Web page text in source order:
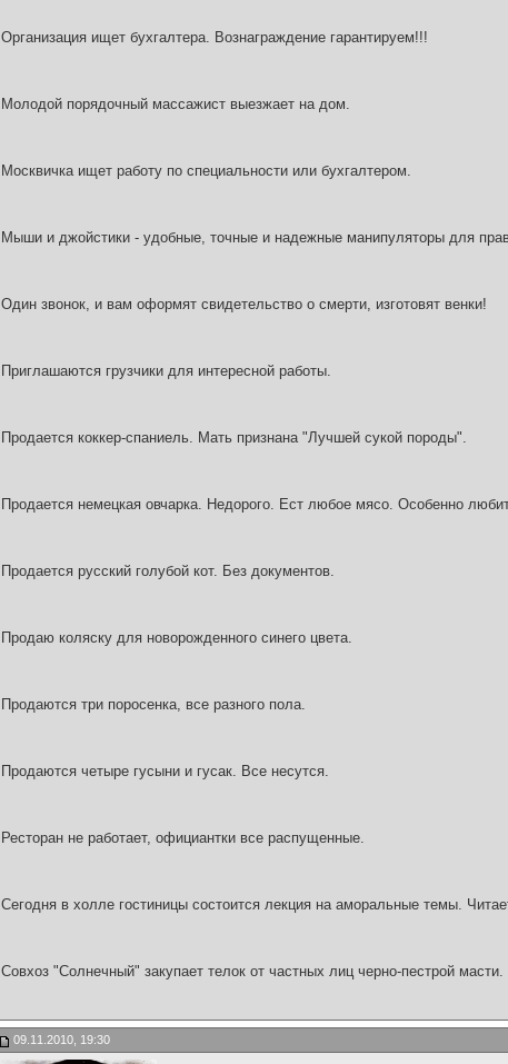
Организация ищет бухгалтера. Вознаграждение гарантируем!!!
Молодой порядочный массажист выезжает на дом.
Москвичка ищет работу по специальности или бухгалтером.
Мыши и джойстики - удобные, точные и надежные манипуляторы для
Один звонок, и вам оформят свидетельство о смерти, изготовят венки!
Приглашаются грузчики для интересной работы.
Продается коккер-спаниель. Мать признана "Лучшей сукой породы".
Продается немецкая овчарка. Недорого. Ест любое мясо. Особенно
Продается русский голубой кот. Без документов.
Продаю коляску для новорожденного синего цвета.
Продаются три поросенка, все разного пола.
Продаются четыре гусыни и гусак. Все несутся.
Ресторан не работает, официантки все распущенные.
Сегодня в холле гостиницы состоится лекция на аморальные темы.
Совхоз "Солнечный" закупает телок от частных лиц черно-пестрой масти.
09.11.2010, 19:30